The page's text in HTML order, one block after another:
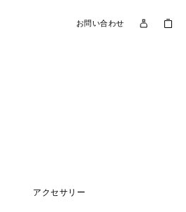
お問い合わせ
アクセサリー